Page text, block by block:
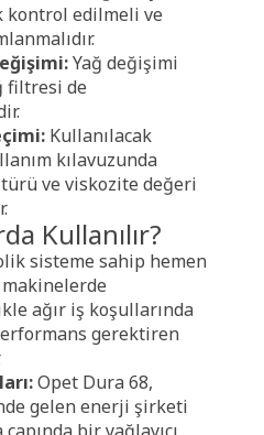
kontrol edilmeli ve
Yağ değişimi
filtresi de
Kullanılacak
kılavuzunda
ve viskozite değeri
Kullanılır?
sisteme sahip hemen
ağır iş koşullarında
gerektiren
Opet Dura 68,
gelen enerji şirketi
bir yağlayıcı